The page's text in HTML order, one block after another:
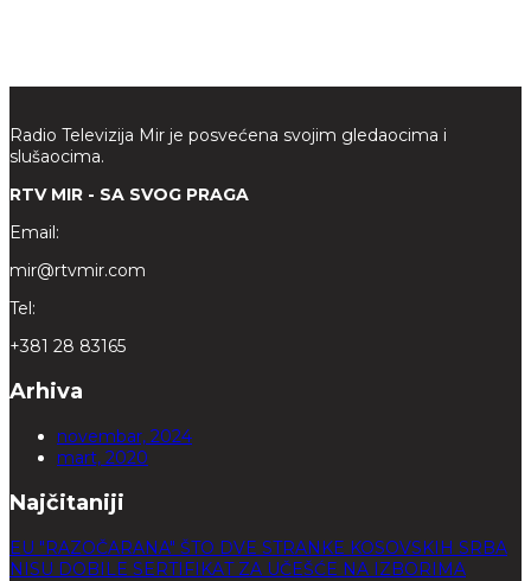
Radio Televizija Mir je posvećena svojim gledaocima i
slušaocima.
RTV MIR - SA SVOG PRAGA
Email:
mir@rtvmir.com
Tel:
+381 28 83165
Arhiva
novembar, 2024
mart, 2020
Najčitaniji
EU "RAZOČARANA" ŠTO DVE STRANKE KOSOVSKIH SRBA
NISU DOBILE SERTIFIKAT ZA UČEŠĆE NA IZBORIMA